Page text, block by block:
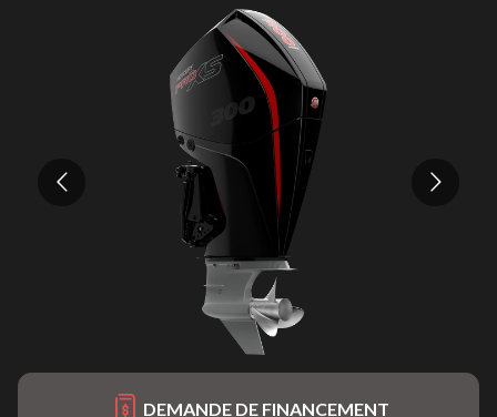
DEMANDE DE FINANCEMENT